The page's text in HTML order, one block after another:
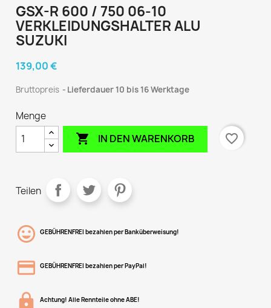
GSX-R 600 / 750 06-10
VERKLEIDUNGSHALTER ALU
SUZUKI
139,00 €
Bruttopreis Lieferdauer 10 bis 16 Werktage
Menge
 IN DEN WARENKORB favorite_border
Teilen
GEBÜHRENFREI bezahlen per Banküberweisung!
GEBÜHRENFREI bezahlen per PayPal!
Achtung! Alle Rennteile ohne ABE!